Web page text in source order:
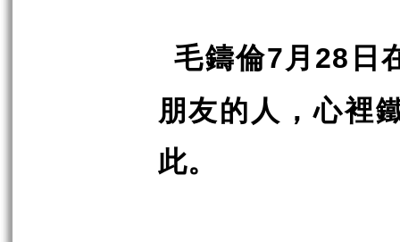
毛鑄倫7月 28 日
朋友的人，心裡
此。